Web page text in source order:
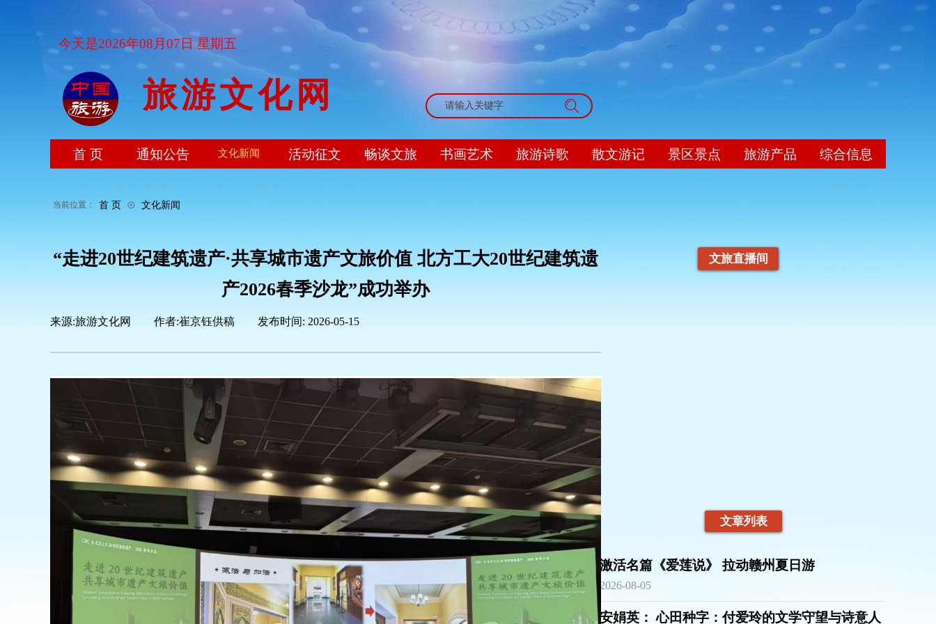
旅游文化网
首 页 ⊙ 文化新闻
当前位置：
搜索
首 页 通知公告 文化新闻 活动征文 畅谈文旅 书画艺术 旅游诗歌 散文游记 景区景点 旅游产品 综合信息
今天是2026年08月07日 星期五
“走进20世纪建筑遗产·共享城市遗产文旅价值 北方工大20世纪建筑遗
产2026春季沙龙”成功举办
来源:旅游文化网 作者:崔京钰供稿 发布时间: 2026-05-15
文旅直播间
文章列表
激活名篇《爱莲说》 拉动赣州夏日游
2026-08-05
安娟英： 心田种字：付爱玲的文学守望与诗意人